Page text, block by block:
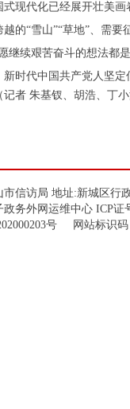
代化已经展开壮美画
“雪山”“草地”、需要
续艰苦奋斗的想法都是
代中国共产党人坚定
者 朱基钗、胡浩、丁小
信访局 地址:新城区行
务外网运维中心 ICP证
号 网站标识码